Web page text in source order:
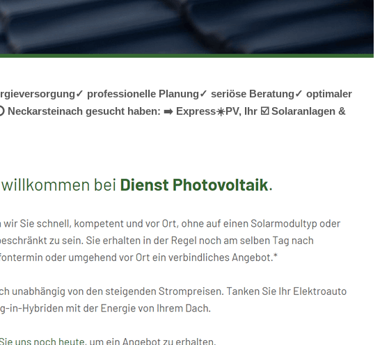
professionelle Planung✓ seriöse Beratung✓ optimaler
gesucht haben: ➡️ Express☀️PV️, Ihr ☑️ Solaranlagen &